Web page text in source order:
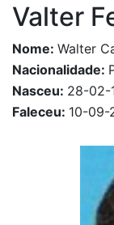
Valter
Nome: Walter
Nacionalidade:
Nasceu: 28-02-
Faleceu: 10-09-